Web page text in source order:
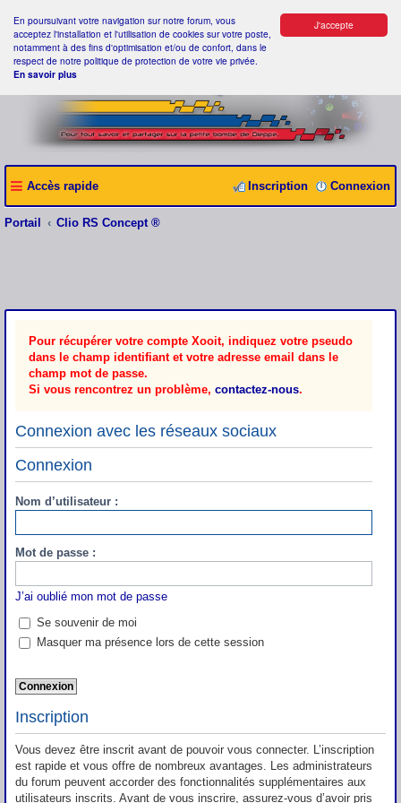
J'accepte
En poursuivant votre navigation sur notre forum, vous
acceptez l'installation et l'utilisation de cookies sur votre poste,
notamment à des fins d'optimisation et/ou de confort, dans le
respect de notre politique de protection de votre vie privée.
En savoir plus
Accès rapide Connexion
Inscription
Portail Clio RS Concept ®
Pour récupérer votre compte Xooit, indiquez votre pseudo
dans le champ identifiant et votre adresse email dans le
champ mot de passe.
Si vous rencontrez un problème, contactez-nous.
Connexion avec les réseaux sociaux
Connexion
Nom d’utilisateur :
Mot de passe :
J’ai oublié mon mot de passe
Se souvenir de moi
Masquer ma présence lors de cette session
Inscription
Vous devez être inscrit avant de pouvoir vous connecter. L’inscription
est rapide et vous offre de nombreux avantages. Les administrateurs
du forum peuvent accorder des fonctionnalités supplémentaires aux
utilisateurs inscrits. Avant de vous inscrire, assurez-vous d’avoir pris